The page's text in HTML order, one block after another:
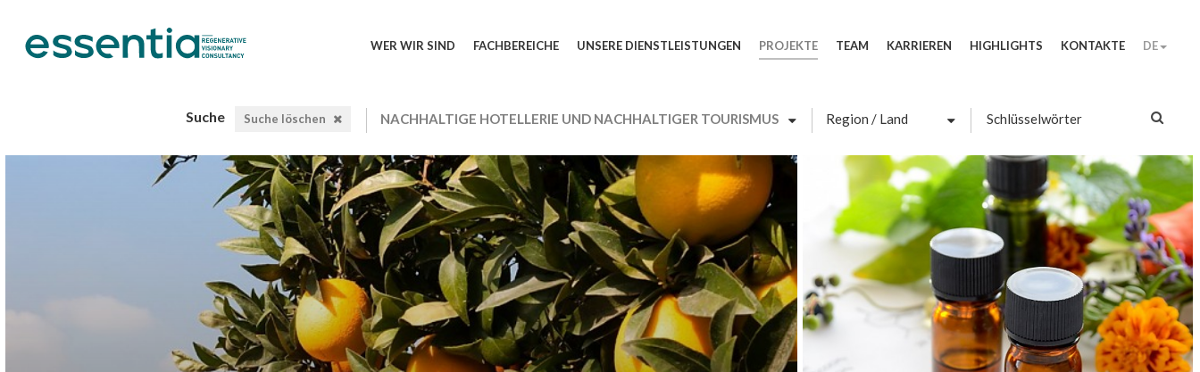
WER WIR SIND FACHBEREICHE UNSERE DIENSTLEISTUNGEN PROJEKTE TEAM KARRIEREN HIGHLIGHTS KONTAKTE DE
Suche Suche löschen Schlüsselwörter